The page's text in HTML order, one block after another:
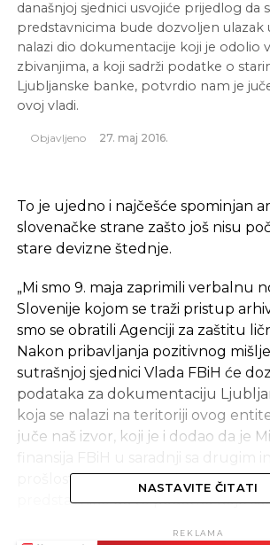
današnjoj sjednici usvojiće prijedlog da
predstavnicima bude dozvoljen ulazak
nalazi dio dokumentacije koji je odolio
zbivanjima, a koji sadrži podatke o
Ljubljanske banke, potvrdio nam je
ovoj vladi.
Objavljeno 27. maj 2016.
To je ujedno i najčešće spominjan
slovenačke strane zašto još nisu
stare devizne štednje.
„Mi smo 9. maja zaprimili verbalnu
Slovenije kojom se traži pristup
smo se obratili Agenciji za zaštitu
Nakon pribavljanja pozitivnog
sutrašnjoj sjednici Vlada FBiH će
podataka za dokumentaciju
koja se nalazi na teritoriji ovog
juče naš izvor, koji je i dodao da je
prošlosti više puta pozivalo
predstavnike da te podatke koje
NASTAVITE ČITATI
REKLAMA